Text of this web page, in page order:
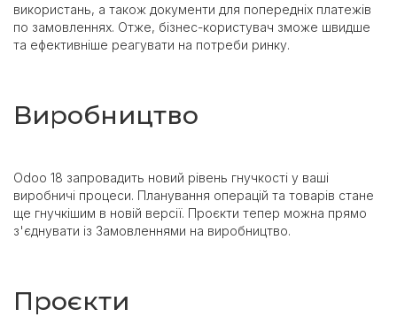
використань, а також документи для попередніх платежів
по замовленнях. Отже, бізнес-користувач зможе швидше
та ефективніше реагувати на потреби ринку.
Виробництво
Odoo 18 запровадить новий рівень гнучкості у ваші
виробничі процеси. Планування операцій та товарів стане
ще гнучкішим в новій версії. Проєкти тепер можна прямо
з'єднувати із Замовленнями на виробництво.
Проєкти